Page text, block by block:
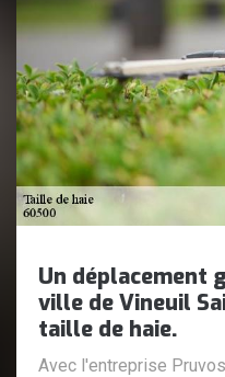
Un déplacement
ville de Vineuil
taille de haie.
Avec l'entreprise